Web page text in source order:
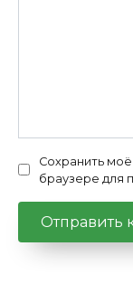
Сохранить
браузере для